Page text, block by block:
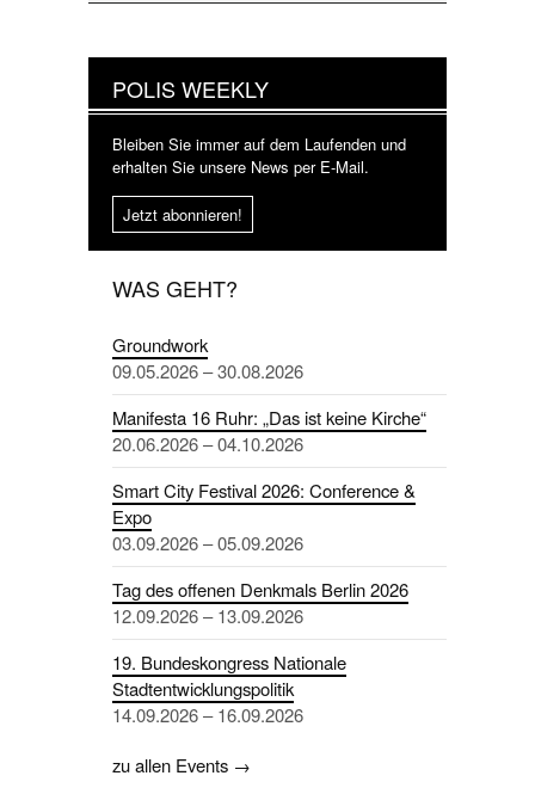
POLIS WEEKLY
Bleiben Sie immer auf dem Laufenden und
erhalten Sie unsere News per E-Mail.
Jetzt abonnieren!
WAS GEHT?
Groundwork
09.05.2026 – 30.08.2026
Manifesta 16 Ruhr: „Das ist keine Kirche“
20.06.2026 – 04.10.2026
Smart City Festival 2026: Conference &
Expo
03.09.2026 – 05.09.2026
Tag des offenen Denkmals Berlin 2026
12.09.2026 – 13.09.2026
19. Bundeskongress Nationale
Stadtentwicklungspolitik
14.09.2026 – 16.09.2026
zu allen Events →